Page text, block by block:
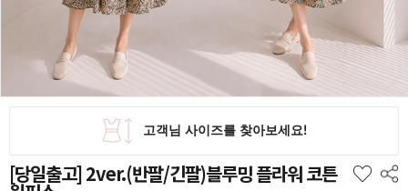
[당일출고] 2ver.(반팔/긴팔)블루밍 플라워 코튼